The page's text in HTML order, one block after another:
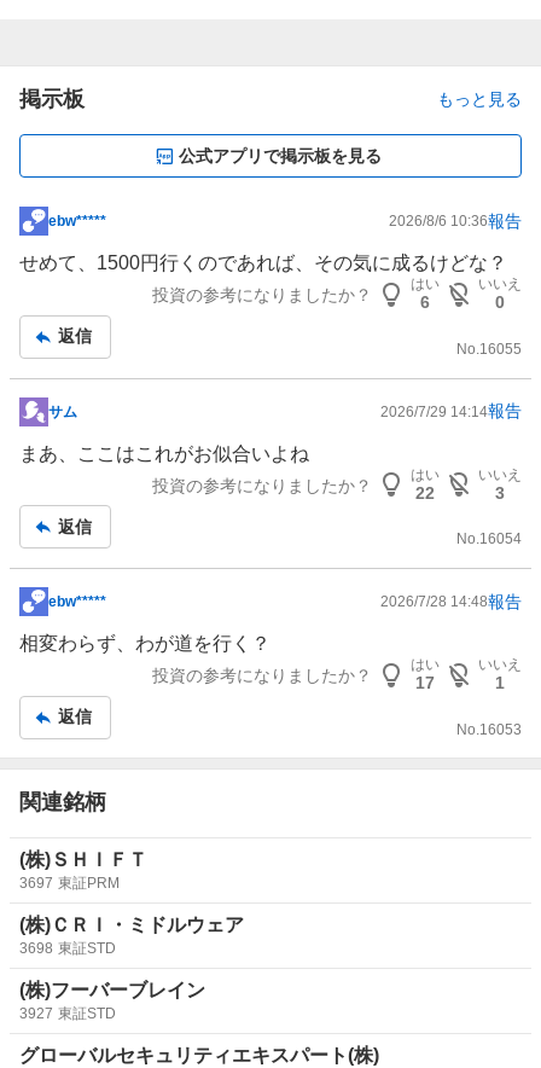
掲示板 もっと見る
公式アプリで掲示板を見る
掲
示
記
事
ebw***** 2026/8/6 10:36報告
せめて、1500円行くのであれば、その気に成るけどな？
投資の参考になりましたか？
はい
6
いいえ
0
返信
No. 16055
掲
示
記
事
サム 2026/7/29 14:14報告
まあ、ここはこれがお似合いよね
投資の参考になりましたか？
はい
22
いいえ
3
返信
No.16054
掲
示
記
事
ebw***** 2026/7/28 14:48報告
相変わらず、わが道を行く？
投資の参考になりましたか？
はい
17
いいえ
1
返信
No. 16053
関連銘柄
(株)ＳＨＩＦＴ
3697 東証PRM
(株)ＣＲＩ・ミドルウェア
3698 東証STD
(株)フーバーブレイン
3927 東証STD
グローバルセキュリティエキスパート(株)